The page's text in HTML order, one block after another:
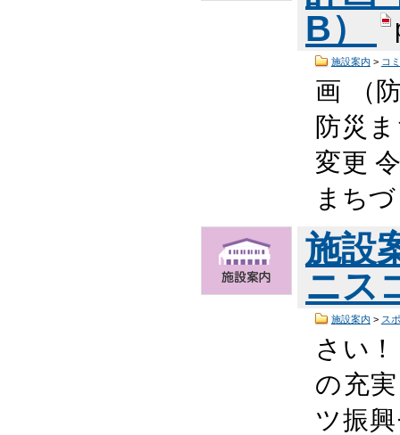
B）
施設案内 > コ
画 （
防災
変更
まち
施設
ニス
施設案内 > ス
さい
の充
ツ振